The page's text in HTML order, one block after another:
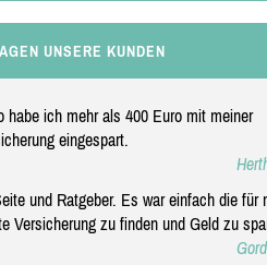
UNSERE KUNDEN
habe ich mehr als 400 Euro mit meiner
eingespart.
und Ratgeber. Es war einfach die für
Versicherung zu finden und Geld zu